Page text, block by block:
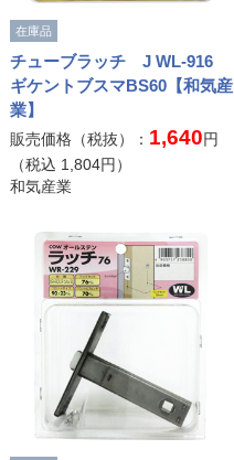
在庫品
チューブラッチ J WL-916
ギケントブスマBS60【和気産
業】
販売価格（税抜）： 1,640円
（税込 1,804円）
和気産業